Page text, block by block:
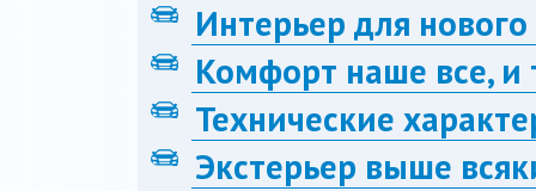
Интерьер для
Комфорт наше все, и
Технические
Экстерьер выше